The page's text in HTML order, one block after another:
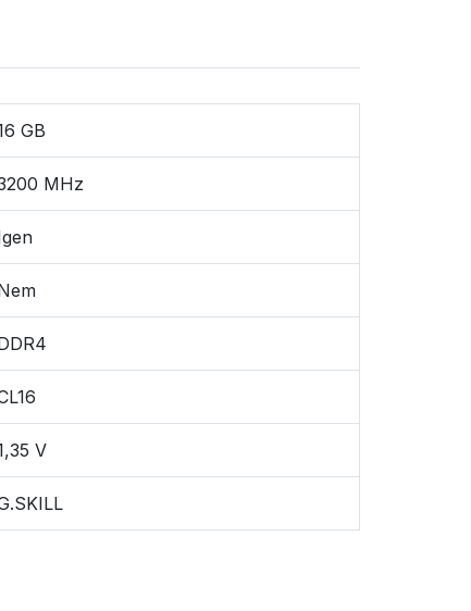
GB
MHz
V